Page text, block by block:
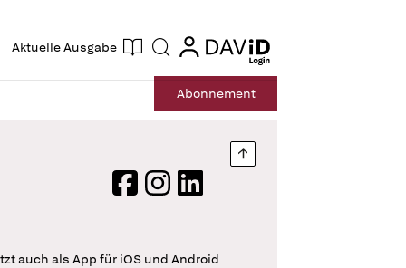
Aktuelle Ausgabe Suche login
login
Abonnement
Nach oben springen
FacebookInstagram
LinkedIn
auch als App für iOS und Android